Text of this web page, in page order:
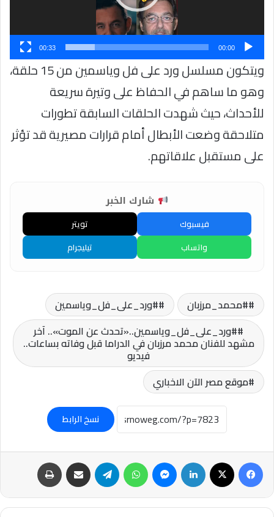
00:00
00:33
ويتكون مسلسل ورد على فل وياسمين من 15 حلقة،
وهو ما ساهم في الحفاظ على وتيرة سريعة
للأحداث، حيث شهدت الحلقات السابقة تطورات
متلاحقة وضعت الأبطال أمام قرارات مصيرية قد تؤثر
على مستقبل علاقاتهم.
شارك الخبر
فيسبوك
تويتر
واتساب
تيليجرام
#محمد_مرزبان
#ورد_على_فل_وياسمين
#ورد_على_فل_وياسمين..«تحدث عن الموت».. آخر
مشهد للفنان محمد مرزبان في الدراما قبل وفاته بساعات..
فيديو
موقع مصر الآن الاخباري
نسخ الرابط
فيسبوك لينكدإن ماسنجر واتساب تيلقرام مشاركة عبر البريد